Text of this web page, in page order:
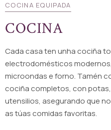
COCINA EQUIPADA
COCINA
Cada casa ten unha cociña
electrodomésticos
microondas e forno. Tamén
cociña completos, con
utensilios, asegurando que
as túas comidas favoritas.